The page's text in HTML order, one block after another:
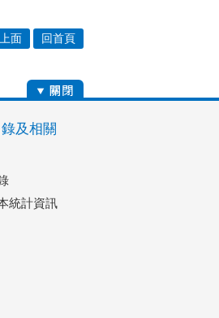
面 回首頁
及相關
統計資訊